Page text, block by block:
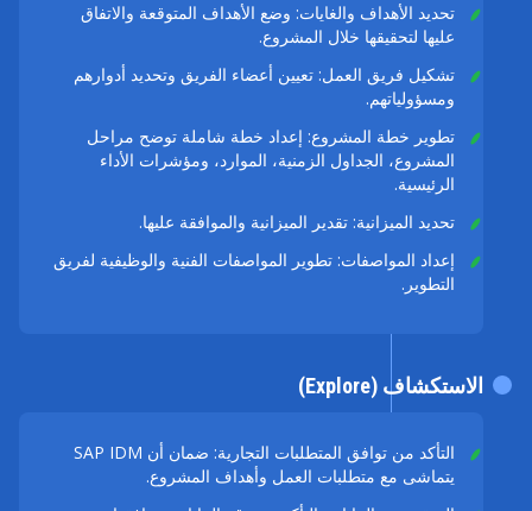
تحديد الأهداف والغايات: وضع الأهداف المتوقعة والاتفاق
عليها لتحقيقها خلال المشروع.
تشكيل فريق العمل: تعيين أعضاء الفريق وتحديد أدوارهم
ومسؤولياتهم.
تطوير خطة المشروع: إعداد خطة شاملة توضح مراحل
المشروع، الجداول الزمنية، الموارد، ومؤشرات الأداء
الرئيسية.
تحديد الميزانية: تقدير الميزانية والموافقة عليها.
إعداد المواصفات: تطوير المواصفات الفنية والوظيفية لفريق
التطوير.
التأكد من توافق المتطلبات التجارية: ضمان أن SAP IDM
يتماشى مع متطلبات العمل وأهداف المشروع.
الاستكشاف (Explore)